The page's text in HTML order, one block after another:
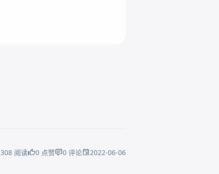
308 阅读 0 点赞 0 评论 2022-06-06